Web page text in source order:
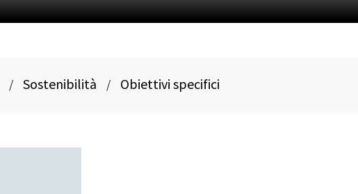
/ Sostenibilità / Obiettivi specifici